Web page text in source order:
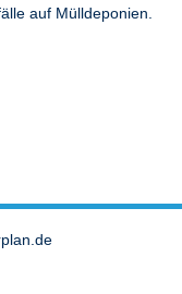
auf Mülldeponien.